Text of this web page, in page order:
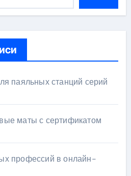
паяльных станций серий
маты с сертификатом
профессий в онлайн-